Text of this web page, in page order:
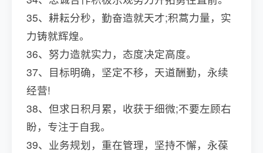
35、耕耘分秒，勤奋造就天才;积蒿力量，实
力铸就辉煌。
36、努力造就实力，态度决定高度。
37、目标明确，坚定不移，天道酬勤，永续
经营!
38、但求日积月累，收获于细微;不要左顾右
盼，专注于自我。
39、业务规划，重在管理，坚持不懈，永葆